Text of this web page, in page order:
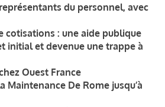
du personnel, avec
cotisations : une aide publique
initial et devenue une trappe à
Ouest France
Maintenance De Rome jusqu’à